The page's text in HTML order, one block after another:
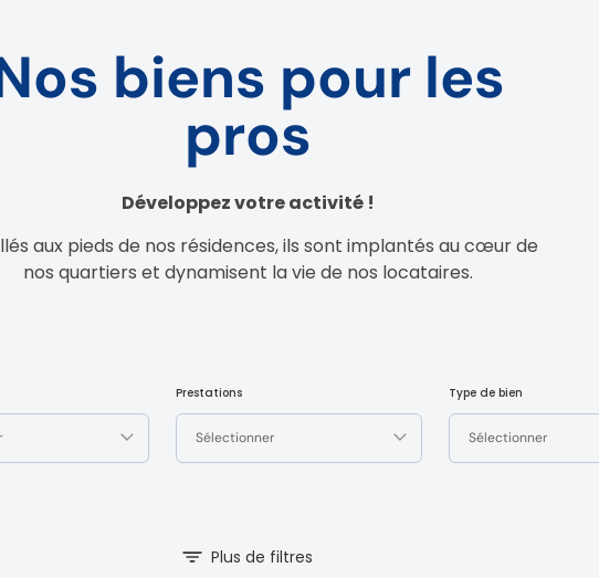
biens pour les
pros
Développez votre activité !
aux pieds de nos résidences, ils sont implantés au cœur de
nos quartiers et dynamisent la vie de nos locataires.
Prestations
Sélectionner
Type de bien
Sélectionner
Plus de filtres